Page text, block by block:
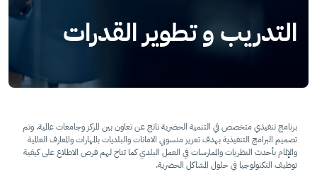
التدريب و تطوير القدرات
برنامج تنفيذي متخصص في التنمية الحضرية ناتج عن تعاون بين المركز وجامعات عالمية. وتم
تصميم البرامج التنفيذية بهدف تعزيز منسوبي الامانات والبلديات بالمهارات والمعارف العالمية
والإلمام بأحدث النظريات والممارسات في العمل البلدي كما تتاح لهم فرص الاطلاع على كيفية
توظيف التكنولوجيا في حلول المشاكل الحضرية.